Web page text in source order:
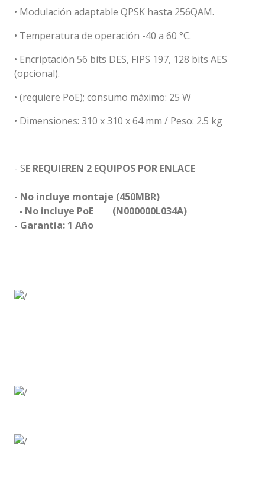
• Modulación adaptable QPSK hasta 256QAM.
• Temperatura de operación -40 a 60 °C.
• Encriptación 56 bits DES, FIPS 197, 128 bits AES
(opcional).
• (requiere PoE); consumo máximo: 25 W
• Dimensiones: 310 x 310 x 64 mm / Peso: 2.5 kg
- SE REQUIEREN 2 EQUIPOS POR ENLACE
- No incluye montaje (450MBR)
- No incluye PoE (N000000L034A)
- Garantia: 1 Año